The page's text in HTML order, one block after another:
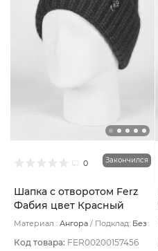
0 Закончился
Шапка с отворотом Ferz
Фабия цвет Красный
Материал : Ангора Подклад: Без
Код товара: FER00200157456